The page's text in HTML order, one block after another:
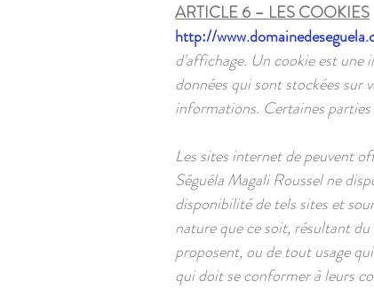
ARTICLE 6 – LES COOKIES
http://
d'affichage. Un cookie est une
données qui sont stockées sur
informations. Certaines parties
Les sites internet de peuvent
Séguéla Magali Roussel ne
disponibilité de tels sites et
nature que ce soit, résultant
proposent, ou de tout usage
qui doit se conformer à leurs